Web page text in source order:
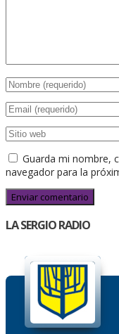
Guarda mi nombre,
navegador para la
LA SERGIO RADIO